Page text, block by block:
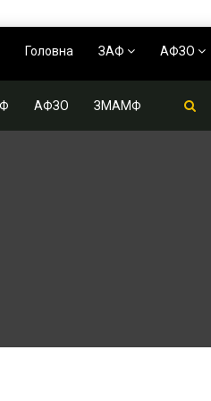
Головна ЗАФ АФЗО
АФЗО ЗМАМФ